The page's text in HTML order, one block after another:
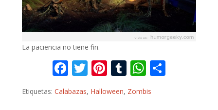
La paciencia no tiene fin.
F
ac
e
T
w
itt
Pi
er
T
u
m
W
at
Etiquetas: Calabazas, Halloween, Zombis